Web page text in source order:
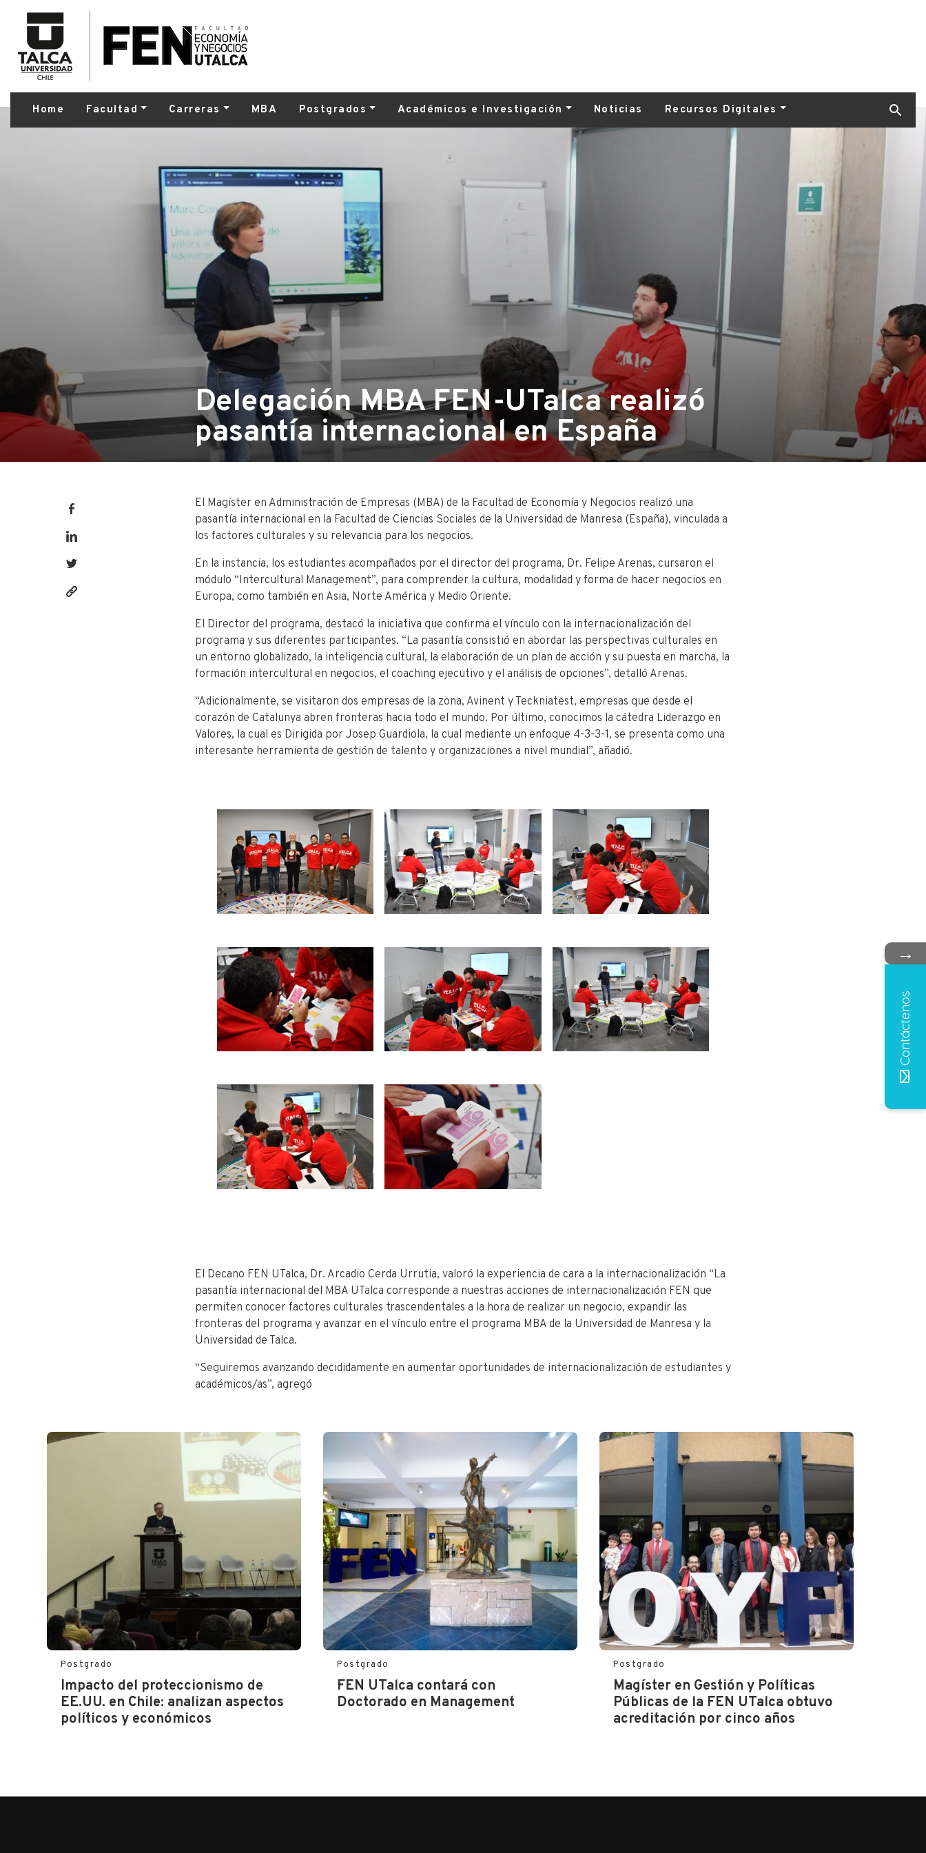
Home Facultad Carreras MBA Postgrados Académicos e Investigación Noticias Recursos Digitales
Delegación MBA FEN-UTalca realizó
pasantía internacional en España
El Magíster en Administración de Empresas (MBA) de la Facultad de Economía y Negocios realizó una
pasantía internacional en la Facultad de Ciencias Sociales de la Universidad de Manresa (España), vinculada a
los factores culturales y su relevancia para los negocios.
En la instancia, los estudiantes acompañados por el director del programa, Dr. Felipe Arenas, cursaron el
módulo “Intercultural Management”, para comprender la cultura, modalidad y forma de hacer negocios en
Europa, como también en Asia, Norte América y Medio Oriente.
El Director del programa, destacó la iniciativa que confirma el vínculo con la internacionalización del
programa y sus diferentes participantes. “La pasantía consistió en abordar las perspectivas culturales en
un entorno globalizado, la inteligencia cultural, la elaboración de un plan de acción y su puesta en marcha, la
formación intercultural en negocios, el coaching ejecutivo y el análisis de opciones”, detalló Arenas.
“Adicionalmente, se visitaron dos empresas de la zona, Avinent y Teckniatest, empresas que desde el
corazón de Catalunya abren fronteras hacia todo el mundo. Por último, conocimos la cátedra Liderazgo en
Valores, la cual es Dirigida por Josep Guardiola, la cual mediante un enfoque 4-3-3-1, se presenta como una
interesante herramienta de gestión de talento y organizaciones a nivel mundial”, añadió.
El Decano FEN UTalca, Dr. Arcadio Cerda Urrutia, valoró la experiencia de cara a la internacionalización “La
pasantía internacional del MBA UTalca corresponde a nuestras acciones de internacionalización FEN que
permiten conocer factores culturales trascendentales a la hora de realizar un negocio, expandir las
fronteras del programa y avanzar en el vínculo entre el programa MBA de la Universidad de Manresa y la
Universidad de Talca.
“Seguiremos avanzando decididamente en aumentar oportunidades de internacionalización de estudiantes y
académicos/as”, agregó
Postgrado
Impacto del proteccionismo de
EE.UU. en Chile: analizan aspectos
políticos y económicos
Postgrado
FEN UTalca contará con
Doctorado en Management
Postgrado
Magíster en Gestión y Políticas
Públicas de la FEN UTalca obtuvo
acreditación por cinco años
→
Contáctenos